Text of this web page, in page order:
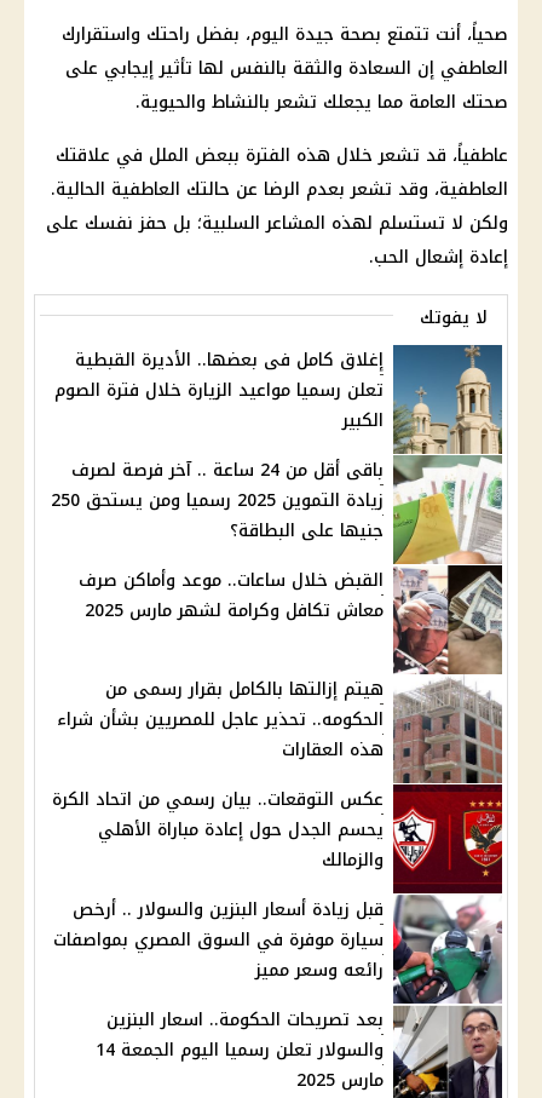
صحياً، أنت تتمتع بصحة جيدة اليوم، بفضل راحتك واستقرارك
العاطفي إن السعادة والثقة بالنفس لها تأثير إيجابي على
صحتك العامة مما يجعلك تشعر بالنشاط والحيوية.
عاطفياً، قد تشعر خلال هذه الفترة ببعض الملل في علاقتك
العاطفية، وقد تشعر بعدم الرضا عن حالتك العاطفية الحالية.
ولكن لا تستسلم لهذه المشاعر السلبية؛ بل حفز نفسك على
إعادة إشعال الحب.
لا يفوتك
إغلاق كامل فى بعضها.. الأديرة القبطية
تعلن رسميا مواعيد الزيارة خلال فترة الصوم
الكبير
باقى أقل من 24 ساعة .. آخر فرصة لصرف
زيادة التموين 2025 رسميا ومن يستحق 250
جنيها على البطاقة؟
القبض خلال ساعات.. موعد وأماكن صرف
معاش تكافل وكرامة لشهر مارس 2025
هيتم إزالتها بالكامل بقرار رسمى من
الحكومه.. تحذير عاجل للمصريين بشأن شراء
هذه العقارات
عكس التوقعات.. بيان رسمي من اتحاد الكرة
يحسم الجدل حول إعادة مباراة الأهلي
والزمالك
قبل زيادة أسعار البنزين والسولار .. أرخص
سيارة موفرة في السوق المصري بمواصفات
رائعه وسعر مميز
بعد تصريحات الحكومة.. اسعار البنزين
والسولار تعلن رسميا اليوم الجمعة 14
مارس 2025